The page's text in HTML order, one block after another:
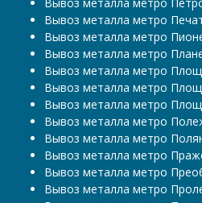
Вывоз металла метро
Вывоз металла метро
Вывоз металла метро
Вывоз металла метро
Вывоз металла метро
Вывоз металла метро
Вывоз металла метро
Вывоз металла метро
Вывоз металла метро
Вывоз металла метро
Вывоз металла метро